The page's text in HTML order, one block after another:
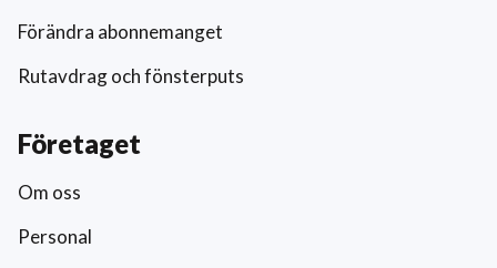
Förändra abonnemanget
Rutavdrag och fönsterputs
Företaget
Om oss
Personal